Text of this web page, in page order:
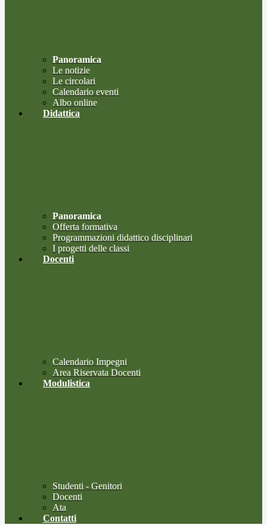
Panoramica
Le notizie
Le circolari
Calendario eventi
Albo online
Didattica
Panoramica
Offerta formativa
Programmazioni didattico disciplinari
I progetti delle classi
Docenti
Calendario Impegni
Area Riservata Docenti
Modulistica
Studenti - Genitori
Docenti
Ata
Contatti